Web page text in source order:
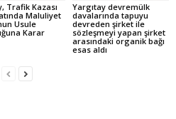
Trafik Kazası
Maluliyet
Usule
Karar
Yargıtay devremülk
davalarında tapuyu
devreden şirket ile
sözleşmeyi yapan şirket
arasındaki organik bağı
esas aldı